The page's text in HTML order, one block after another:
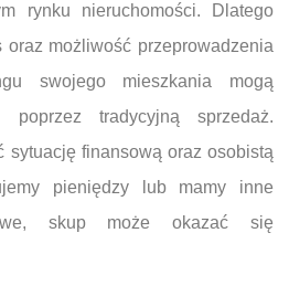
rynku nieruchomości. Dlatego
możliwość przeprowadzenia
swojego mieszkania mogą
tradycyjną sprzedaż.
sytuację finansową oraz osobistą
pieniędzy lub mamy inne
skup może okazać się